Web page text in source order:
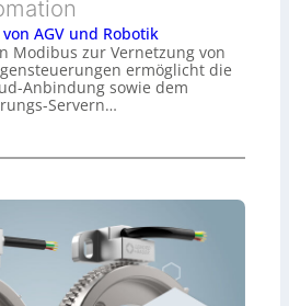
AGV und Robotik
Modibus zur Vernetzung von
ermöglicht die
Anbindung sowie dem
Servern…